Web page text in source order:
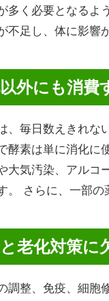
多く必要となる
不足し、体に影響
外にも消費
、毎日数えきれな
酵素は単に消化に
大気汚染、アルコ
。 さらに、一部
老化対策に
調整、免疫、細胞